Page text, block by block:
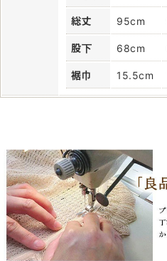
総丈 95cm
股下 68cm
裾巾 15.5cm